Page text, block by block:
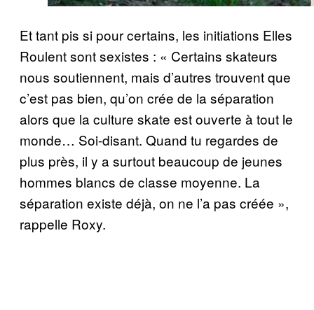
Et tant pis si pour certains, les initiations Elles
Roulent sont sexistes : « Certains skateurs
nous soutiennent, mais d’autres trouvent que
c’est pas bien, qu’on crée de la séparation
alors que la culture skate est ouverte à tout le
monde… Soi-disant. Quand tu regardes de
plus près, il y a surtout beaucoup de jeunes
hommes blancs de classe moyenne. La
séparation existe déjà, on ne l’a pas créée »,
rappelle Roxy.